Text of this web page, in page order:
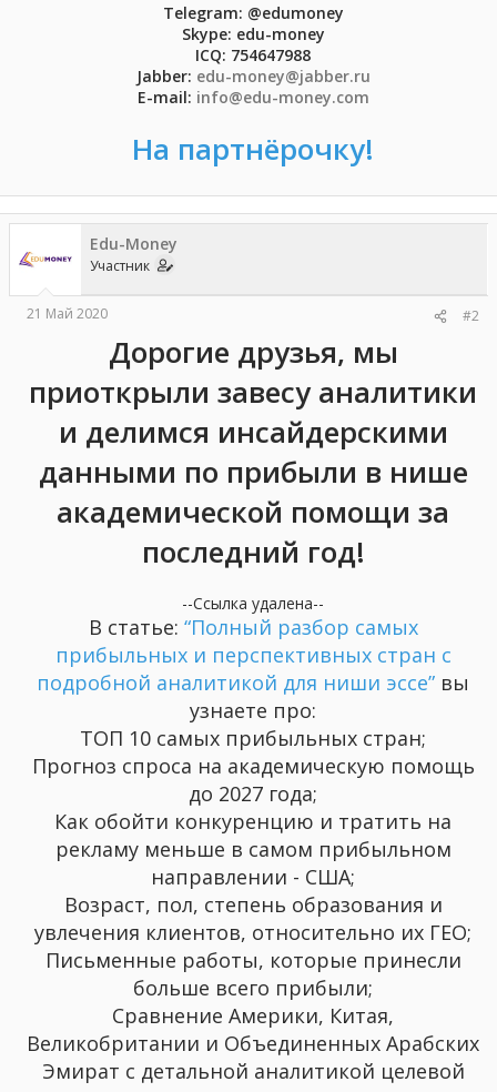
Telegram: @edumoney
Skype: edu-money
ICQ: 754647988
Jabber: edu-money@jabber.ru
E-mail: info@edu-money.com
На партнёрочку!
Edu-Money
Участник
21 Май 2020 #2
Дорогие друзья, мы
приоткрыли завесу аналитики
и делимся инсайдерскими
данными по прибыли в нише
академической помощи за
последний год!
--Ссылка удалена--
В статье: “Полный разбор самых
прибыльных и перспективных стран с
подробной аналитикой для ниши эссе” вы
узнаете про:
ТОП 10 самых прибыльных стран;
Прогноз спроса на академическую помощь
до 2027 года;
Как обойти конкуренцию и тратить на
рекламу меньше в самом прибыльном
направлении - США;
Возраст, пол, степень образования и
увлечения клиентов, относительно их ГЕО;
Письменные работы, которые принесли
больше всего прибыли;
Сравнение Америки, Китая,
Великобритании и Объединенных Арабских
Эмират с детальной аналитикой целевой